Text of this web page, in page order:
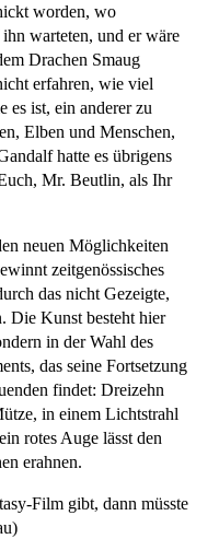
worden, wo
warteten, und er wäre
Drachen Smaug
erfahren, wie viel
ist, ein anderer zu
Elben und Menschen,
hatte es übrigens
Mr. Beutlin, als Ihr
neuen Möglichkeiten
zeitgenössisches
das nicht Gezeigte,
Die Kunst besteht hier
in der Wahl des
das seine Fortsetzung
findet: Dreizehn
in einem Lichtstrahl
rotes Auge lässt den
erahnen.
Film gibt, dann müsste